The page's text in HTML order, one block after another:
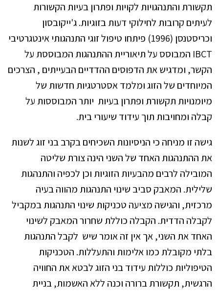
תקשורת והתנהגויות לקויות ופתרון בעיות הקשורות
לעיתים קרובות לחילוקי דעות בזוגיות. ג'ייקובסון
וכריסטנסן (1996) פיתחו טיפול זוגי התנהגותי אינטגרטיבי
IBCT המבוסס על תיאוריית ההתנהגות המבוססת על
הקשר, ומדגיש את הדפוסים ההדדיים הבעייתים , הצרכים
המיוחדים של הזוג ומלמד אסטרטגיות חדשות של
מיומנויות תקשורת ופתרון בעיות יותר המבוססות על
קבלה ומחויבות תוך עידוד שיעורי בית.
גישה זו מניחה כי הניסיונות השכיחים בקרב בני זוג לשנות
את ההתנהגות האחד של השני הינה צורת שליטה
המובילה לרבים מהבעיות הזוגיות וכן לכפיה והתנהגות
שלילית. המאבק סביב שינוי התנהגות מהווה בעיה
מרכזית, והגישה מציעה טכניקות שינוי התנהגות במקביל
לקבלה הדדית. הקבלה כוללת שחרור המאבק לשינוי
האחד את השני, אך אין זה אומר שיש לקבל התנהגות
בלתי מקובלת כמו אלימות והתעללות. הטכניקות
הטיפוליות כוללות עידוד בני הזוג לבטא את החוויה
הרגשית, תקשורת ברורה וכנה ללא האשמות, בניית